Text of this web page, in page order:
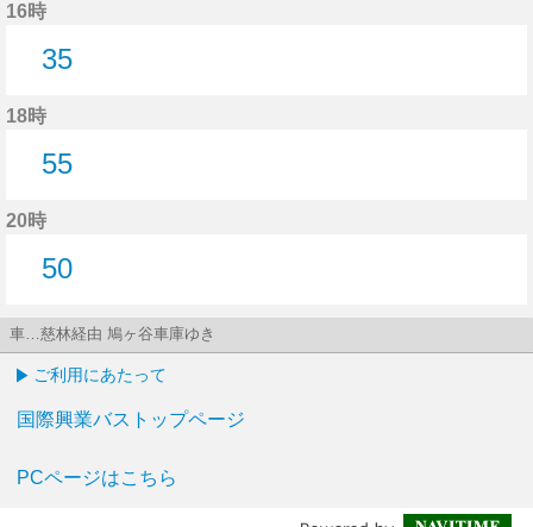
16時
35
18時
55
20時
50
車…慈林経由 鳩ヶ谷車庫ゆき
ご利用にあたって
国際興業バストップページ
PCページはこちら